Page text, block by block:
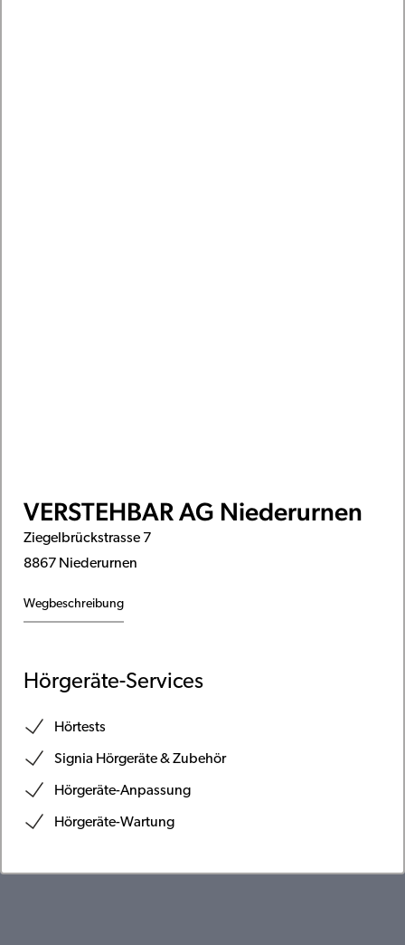
VERSTEHBAR AG Niederurnen
Ziegelbrückstrasse 7
8867 Niederurnen
Wegbeschreibung
Hörgeräte-Services
Hörtests
Signia Hörgeräte & Zubehör
Hörgeräte-Anpassung
Hörgeräte-Wartung